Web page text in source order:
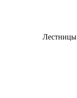
Лестницы